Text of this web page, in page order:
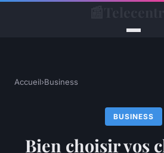
Accueil›Business
BUSINESS
Bien choisir vos